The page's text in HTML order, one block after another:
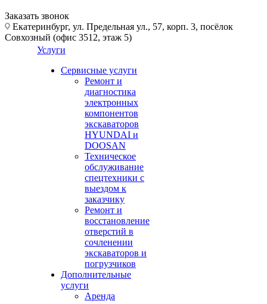
Заказать звонок
Екатеринбург, ул. Предельная ул., 57, корп. 3, посёлок
Совхозный (офис 3512, этаж 5)
Услуги
Сервисные услуги
Ремонт и
диагностика
электронных
компонентов
экскаваторов
HYUNDAI и
DOOSAN
Техническое
обслуживание
спецтехники с
выездом к
заказчику
Ремонт и
восстановление
отверстий в
сочленении
экскаваторов и
погрузчиков
Дополнительные
услуги
Аренда